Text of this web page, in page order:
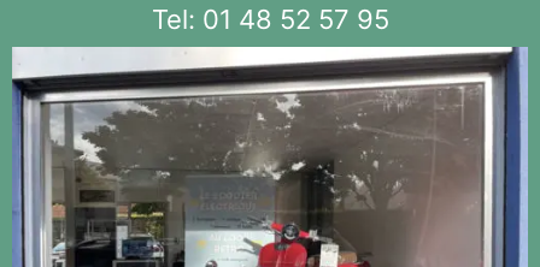
Tel: 01 48 52 57 95